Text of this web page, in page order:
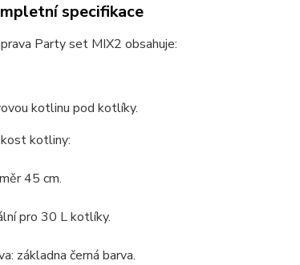
specifikace
Party set MIX2 obsahuje:
kotlinu pod kotlíky.
kotliny:
45 cm.
pro 30 L kotlíky.
základna černá barva.